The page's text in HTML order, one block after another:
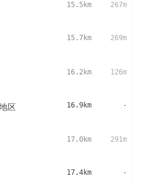
15.5km 267m
15.7km 269m
16.2km 126m
区 16.9km -
17.0km 291m
17.4km -